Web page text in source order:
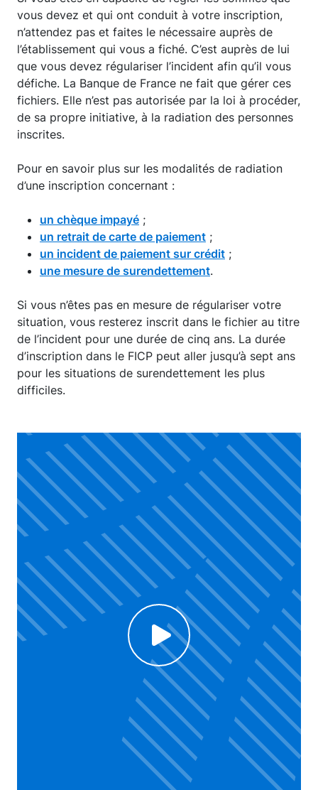
vous devez et qui ont conduit à votre inscription,
n’attendez pas et faites le nécessaire auprès de
l’établissement qui vous a fiché. C’est auprès de lui
que vous devez régulariser l’incident afin qu’il vous
défiche. La Banque de France ne fait que gérer ces
fichiers. Elle n’est pas autorisée par la loi à procéder,
de sa propre initiative, à la radiation des personnes
inscrites.
Pour en savoir plus sur les modalités de radiation
d’une inscription concernant :
un chèque impayé ;
un retrait de carte de paiement ;
un incident de paiement sur crédit ;
une mesure de surendettement.
Si vous n’êtes pas en mesure de régulariser votre
situation, vous resterez inscrit dans le fichier au titre
de l’incident pour une durée de cinq ans. La durée
d’inscription dans le FICP peut aller jusqu’à sept ans
pour les situations de surendettement les plus
difficiles.
Voir la vidéo
Click to enable Youtube cookies and see content